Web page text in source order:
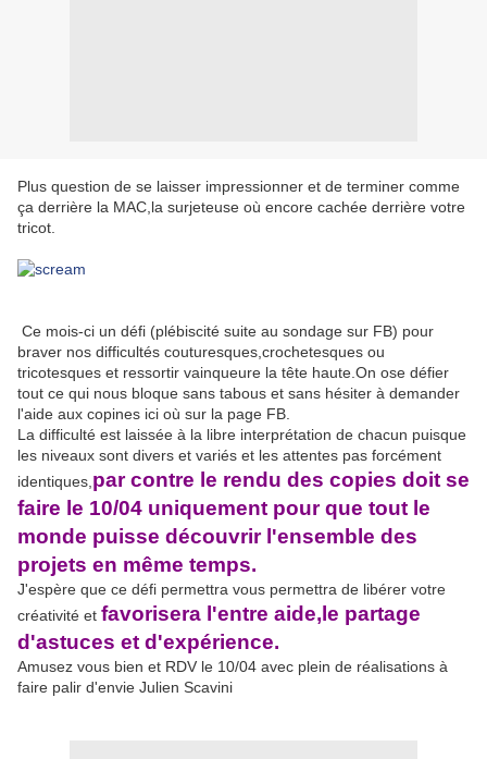
Plus question de se laisser impressionner et de terminer comme
ça derrière la MAC,la surjeteuse où encore cachée derrière votre
tricot.
Ce mois-ci un défi (plébiscité suite au sondage sur FB) pour
braver nos difficultés couturesques,crochetesques ou
tricotesques et ressortir vainqueure la tête haute.On ose défier
tout ce qui nous bloque sans tabous et sans hésiter à demander
l'aide aux copines ici où sur la page FB.
La difficulté est laissée à la libre interprétation de chacun puisque
les niveaux sont divers et variés et les attentes pas forcément
identiques, par contre le rendu des copies doit se
faire le 10/04 uniquement pour que tout le
monde puisse découvrir l'ensemble des
projets en même temps.
J'espère que ce défi permettra vous permettra de libérer votre
créativité et favorisera l'entre aide,le partage
d'astuces et d'expérience.
Amusez vous bien et RDV le 10/04 avec plein de réalisations à
faire palir d'envie Julien Scavini